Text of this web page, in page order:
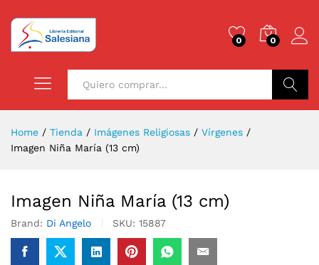
0 0
Home / Tienda / Imágenes Religiosas / Vírgenes /
Imagen Niña María (13 cm)
Imagen Niña María (13 cm)
Brand: Di Angelo SKU: 15887